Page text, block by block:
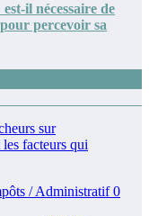
il nécessaire de
percevoir sa
/ Administratif0